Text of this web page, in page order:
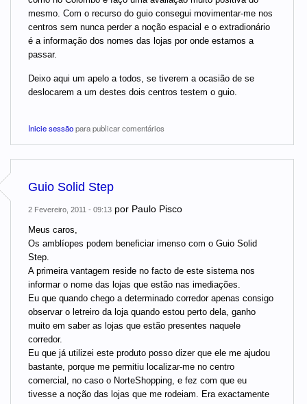
mesmo. Com o recurso do guio consegui movimentar-me nos
centros sem nunca perder a noção espacial e o extradionário
é a informação dos nomes das lojas por onde estamos a
passar.
Deixo aqui um apelo a todos, se tiverem a ocasião de se
deslocarem a um destes dois centros testem o guio.
Inicie sessãopara publicar comentários
Guio Solid Step
2 Fevereiro, 2011 - 09:13 por Paulo Pisco
Meus caros,
Os amblíopes podem beneficiar imenso com o Guio Solid
Step.
A primeira vantagem reside no facto de este sistema nos
informar o nome das lojas que estão nas imediações.
Eu que quando chego a determinado corredor apenas consigo
observar o letreiro da loja quando estou perto dela, ganho
muito em saber as lojas que estão presentes naquele
corredor.
Eu que já utilizei este produto posso dizer que ele me ajudou
bastante, porque me permitiu localizar-me no centro
comercial, no caso o NorteShopping, e fez com que eu
tivesse a noção das lojas que me rodeiam. Era exactamente